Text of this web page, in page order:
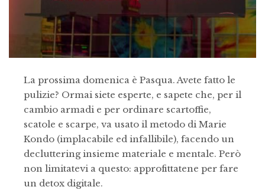
La prossima domenica è Pasqua. Avete fatto le
pulizie? Ormai siete esperte, e sapete che, per il
cambio armadi e per ordinare scartoffie,
scatole e scarpe, va usato il metodo di Marie
Kondo (implacabile ed infallibile), facendo un
decluttering insieme materiale e mentale. Però
non limitatevi a questo: approfittatene per fare
un detox digitale.